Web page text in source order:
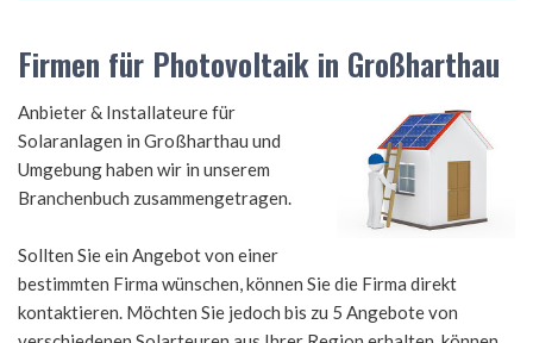
Firmen für Photovoltaik in Großharthau
Anbieter & Installateure für
Solaranlagen in Großharthau und
Umgebung haben wir in unserem
Branchenbuch zusammengetragen.
Sollten Sie ein Angebot von einer
bestimmten Firma wünschen, können Sie die Firma direkt
kontaktieren. Möchten Sie jedoch bis zu 5 Angebote von